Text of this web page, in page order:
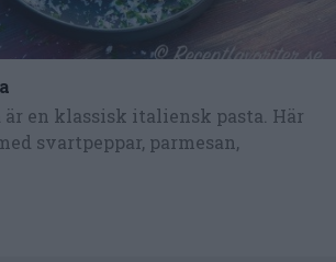
är en klassisk italiensk pasta. Här
svartpeppar, parmesan,